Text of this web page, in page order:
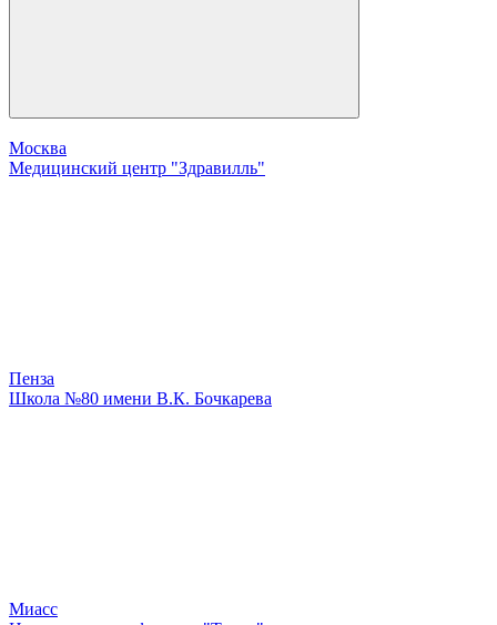
Москва
Медицинский центр "Здравилль"
Пенза
Школа №80 имени В.К. Бочкарева
Миасс